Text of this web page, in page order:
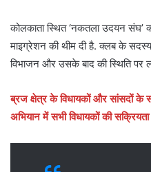
कोलकाता स्थित ‘नकतला उदयन संघ’
माइग्रेशन की थीम दी है. क्लब के
विभाजन और उसके बाद की स्थिति पर
ब्रज क्षेत्र के विधायकों और सांसदों के
अभियान में सभी विधायकों की